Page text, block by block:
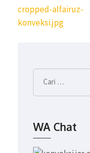
Navigasi
pos
cropped-alfairuz-
konveksi.jpg
Cari
untuk:
WA Chat